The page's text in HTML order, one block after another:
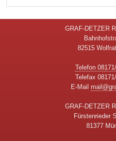
GRAF-DETZER
82515
Telefon
Telefax
E-Mail
GRAF-DETZER
Fürstenrieder
81377